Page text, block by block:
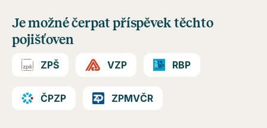
Je možné čerpat příspěvek těchto
pojišťoven
ZPŠ VZP RBP
ČPZP ZPMVČR